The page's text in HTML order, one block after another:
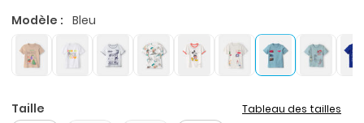
Modèle : Bleu
Taille Tableau des tailles